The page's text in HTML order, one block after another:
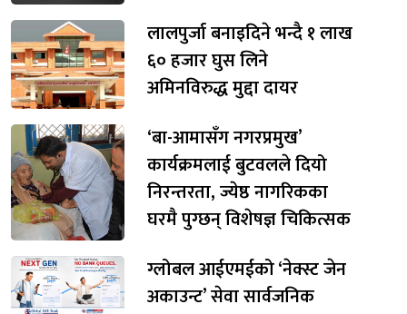
लालपुर्जा बनाइदिने भन्दै १ लाख
६० हजार घुस लिने
अमिनविरुद्ध मुद्दा दायर
‘बा-आमासँग नगरप्रमुख’
कार्यक्रमलाई बुटवलले दियो
निरन्तरता, ज्येष्ठ नागरिकका
घरमै पुग्छन् विशेषज्ञ चिकित्सक
ग्लोबल आईएमईको ‘नेक्स्ट जेन
अकाउन्ट’ सेवा सार्वजनिक